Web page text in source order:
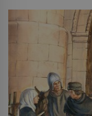
pře hned
Francie, kde se